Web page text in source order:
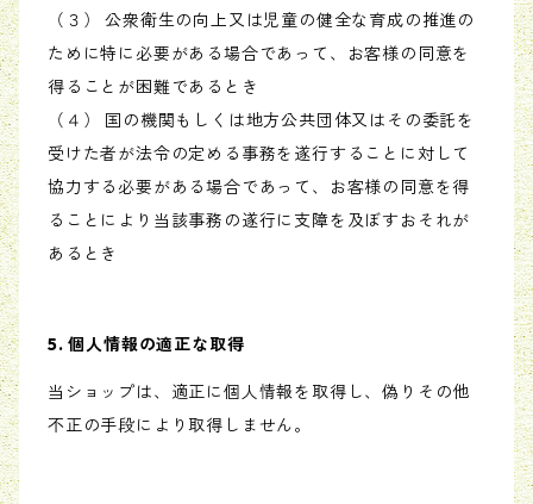
（３） 公衆衛生の向上又は児童の健全な育成の推進の
ために特に必要がある場合であって、お客様の同意を
得ることが困難であるとき
（４） 国の機関もしくは地方公共団体又はその委託を
受けた者が法令の定める事務を遂行することに対して
協力する必要がある場合であって、お客様の同意を得
ることにより当該事務の遂行に支障を及ぼすおそれが
あるとき
5. 個人情報の適正な取得
当ショップは、適正に個人情報を取得し、偽りその他
不正の手段により取得しません。